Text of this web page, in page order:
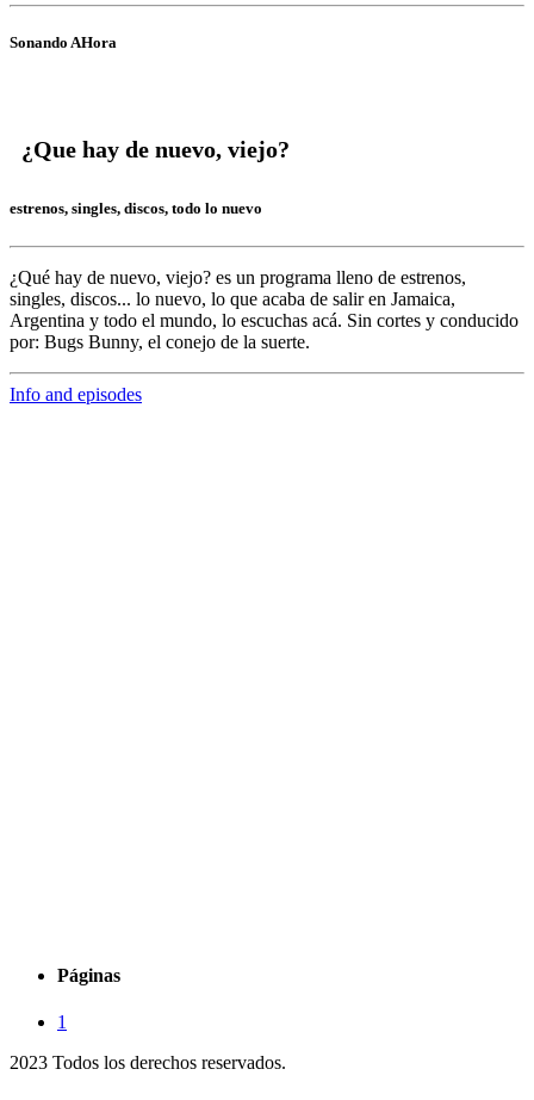
Sonando AHora
¿Que hay de nuevo, viejo?
estrenos, singles, discos, todo lo nuevo
¿Qué hay de nuevo, viejo? es un programa lleno de estrenos,
singles, discos... lo nuevo, lo que acaba de salir en Jamaica,
Argentina y todo el mundo, lo escuchas acá. Sin cortes y conducido
por: Bugs Bunny, el conejo de la suerte.
Info and episodes
Páginas
1
2023 Todos los derechos reservados.